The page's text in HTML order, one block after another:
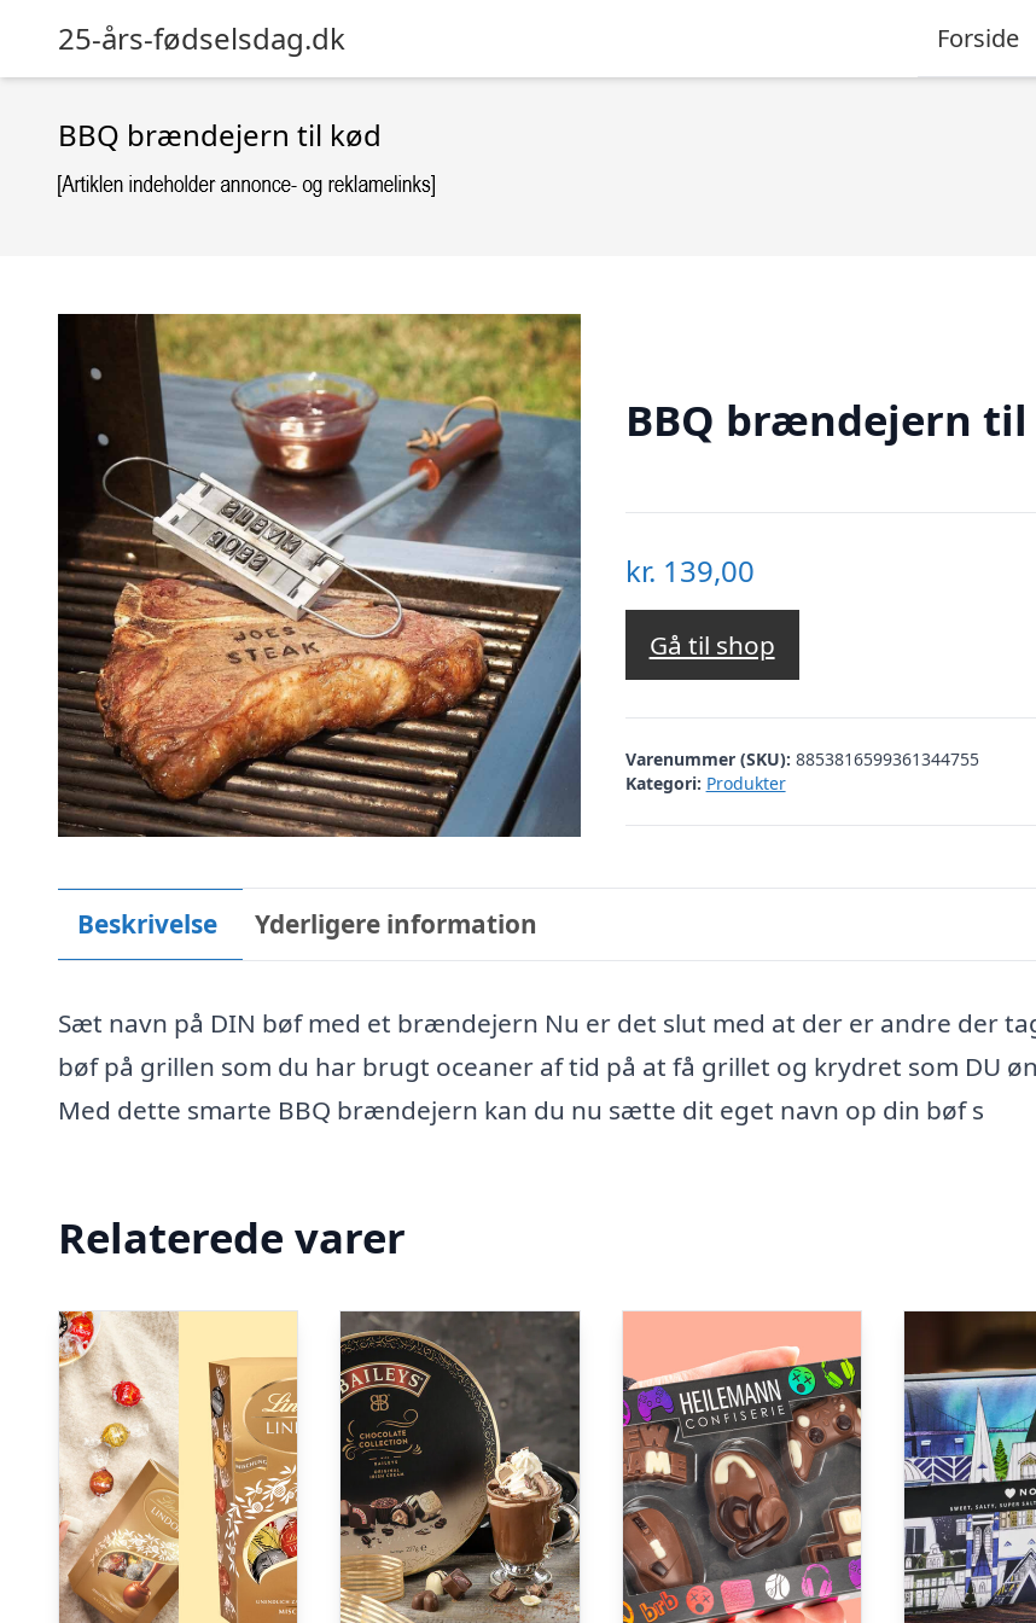
25-års-fødselsdag.dk Forside
BBQ brændejern til kød
BBQ brændejern til
kr. 139,00
Gå til shop
Varenummer (SKU): 8853816599361344755
Kategori: Produkter
Beskrivelse Yderligere information
Sæt navn på DIN bøf med et brændejern Nu er det slut med at der er andre der
bøf på grillen som du har brugt oceaner af tid på at få grillet og krydret som DU
Med dette smarte BBQ brændejern kan du nu sætte dit eget navn op din bøf s
Relaterede varer